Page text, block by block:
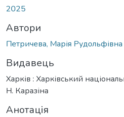
2025
Автори
Петричева, Марія Рудольфівна
Видавець
Харків : Харківський
Н. Каразіна
Анотація